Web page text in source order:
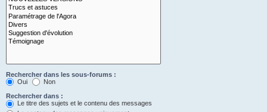
Rechercher dans les sous-forums :
Oui
Non
Rechercher dans :
Le titre des sujets et le contenu des messages